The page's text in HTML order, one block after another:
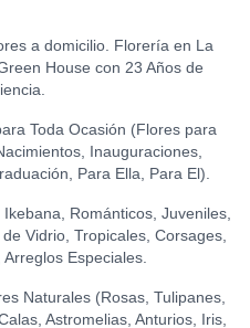
a domicilio. Florería en La
House con 23 Años de
Toda Ocasión (Flores para
Inauguraciones,
Para Ella, Para El).
Románticos, Juveniles,
Vidrio, Tropicales, Corsages,
Especiales.
Naturales (Rosas, Tulipanes,
Astromelias, Anturios, Iris,